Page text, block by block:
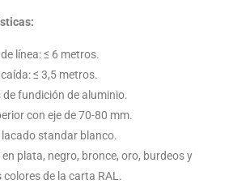
línea: ≤ 6 metros.
≤ 3,5 metros.
de fundición de aluminio.
con eje de 70-80 mm.
standar blanco.
plata, negro, bronce, oro, burdeos y
de la carta RAL.